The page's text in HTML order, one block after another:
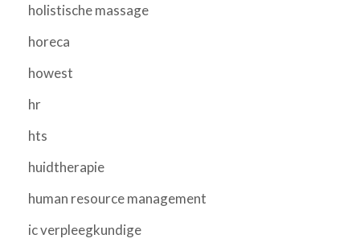
holistische massage
horeca
howest
hr
hts
huidtherapie
human resource management
ic verpleegkundige